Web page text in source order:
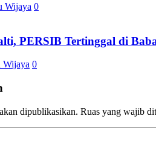
Wijaya 0
PERSIB Tertinggal di
Wijaya 0
dipublikasikan. Ruas yang wajib